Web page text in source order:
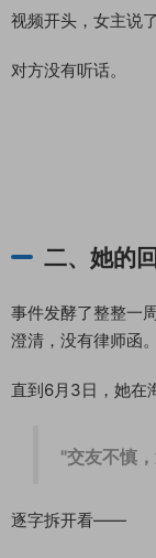
视频开头，女主说
对方没有听话。
二、她的
事件发酵了整整一
澄清，没有律师函。
直到6月3日，她在
"交友不慎
逐字拆开看——